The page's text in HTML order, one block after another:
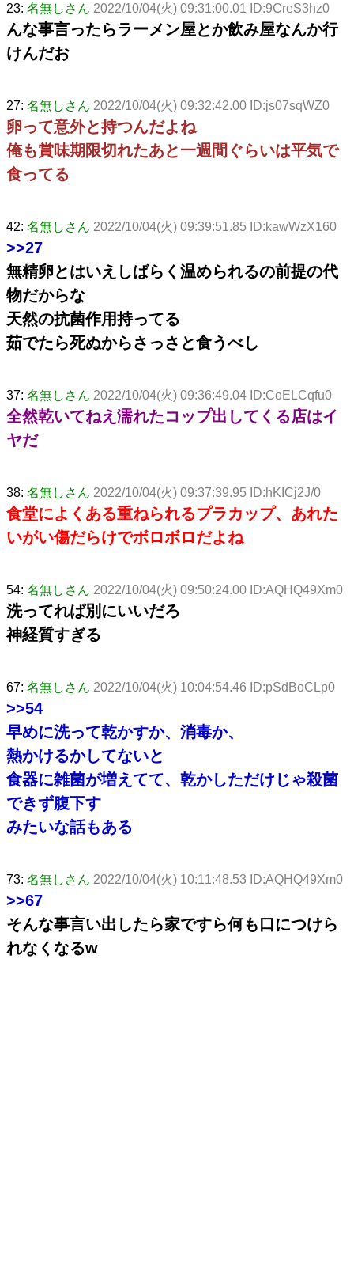
23: 名無しさん 2022/10/04(火) 09:31:00.01 ID:9CreS3hz0
んな事言ったらラーメン屋とか飲み屋なんか行
けんだお
27: 名無しさん 2022/10/04(火) 09:32:42.00 ID:js07sqWZ0
卵って意外と持つんだよね
俺も賞味期限切れたあと一週間ぐらいは平気で
食ってる
42: 名無しさん 2022/10/04(火) 09:39:51.85 ID:kawWzX160
>>27
無精卵とはいえしばらく温められるの前提の代
物だからな
天然の抗菌作用持ってる
茹でたら死ぬからさっさと食うべし
37: 名無しさん 2022/10/04(火) 09:36:49.04 ID:CoELCqfu0
全然乾いてねえ濡れたコップ出してくる店はイ
ヤだ
38: 名無しさん 2022/10/04(火) 09:37:39.95 ID:hKICj2J/0
食堂によくある重ねられるプラカップ、あれた
いがい傷だらけでボロボロだよね
54: 名無しさん 2022/10/04(火) 09:50:24.00 ID:AQHQ49Xm0
洗ってれば別にいいだろ
神経質すぎる
67: 名無しさん 2022/10/04(火) 10:04:54.46 ID:pSdBoCLp0
>>54
早めに洗って乾かすか、消毒か、
熱かけるかしてないと
食器に雑菌が増えてて、乾かしただけじゃ殺菌
できず腹下す
みたいな話もある
73: 名無しさん 2022/10/04(火) 10:11:48.53 ID:AQHQ49Xm0
>>67
そんな事言い出したら家ですら何も口につけら
れなくなるw